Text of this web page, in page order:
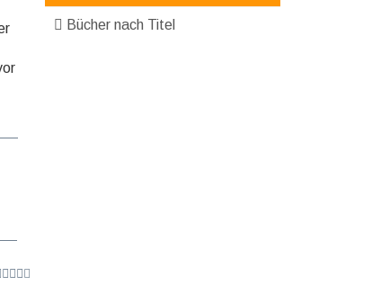
Bücher nach Titel